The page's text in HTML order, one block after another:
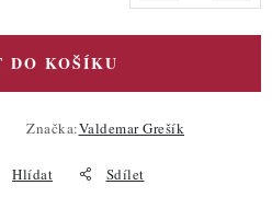
DO KOŠÍKU
Značka:Valdemar Grešík
Hlídat Sdílet